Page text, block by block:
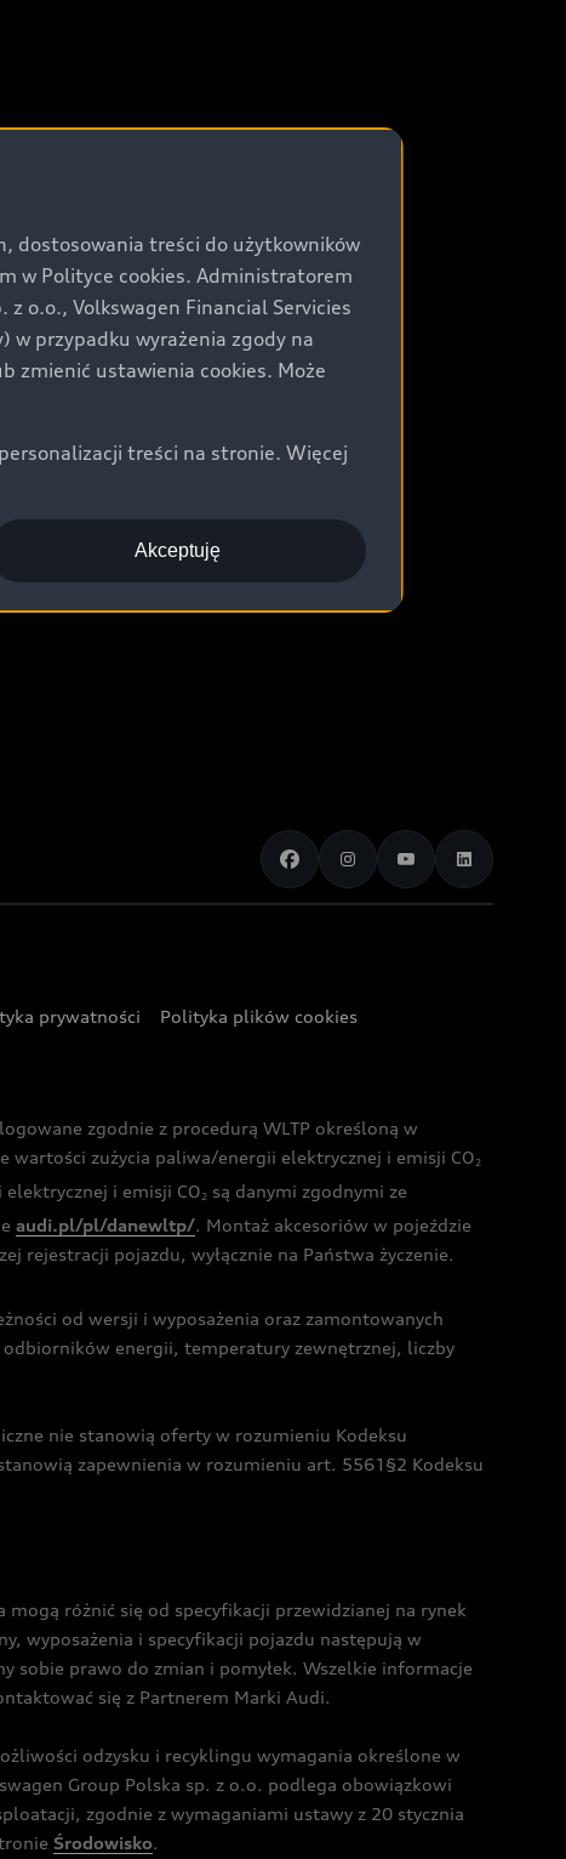
prywatności
Polityka plików cookies
zgodnie z procedurą WLTP określoną w
wartości zużycia paliwa/energii elektrycznej i emisji CO2
i emisji CO2 są danymi zgodnymi ze
audi.pl/pl/danewltp/. Montaż akcesoriów w pojeździe
rejestracji pojazdu, wyłącznie na Państwa życzenie.
od wersji i wyposażenia oraz zamontowanych
odbiorników energii, temperatury zewnętrznej, liczby
nie stanowią oferty w rozumieniu Kodeksu
zapewnienia w rozumieniu art. 5561§2 Kodeksu
różnić się od specyfikacji przewidzianej na rynek
wyposażenia i specyfikacji pojazdu następują w
sobie prawo do zmian i pomyłek. Wszelkie informacje
się z Partnerem Marki Audi.
odzysku i recyklingu wymagania określone w
Group Polska sp. z o.o. podlega obowiązkowi
zgodnie z wymaganiami ustawy z 20 stycznia
Środowisko.
dostosowania treści do użytkowników
w Polityce cookies. Administratorem
z o.o., Volkswagen Financial Servicies
w przypadku wyrażenia zgody na
zmienić ustawienia cookies. Może
treści na stronie. Więcej
Akceptuję